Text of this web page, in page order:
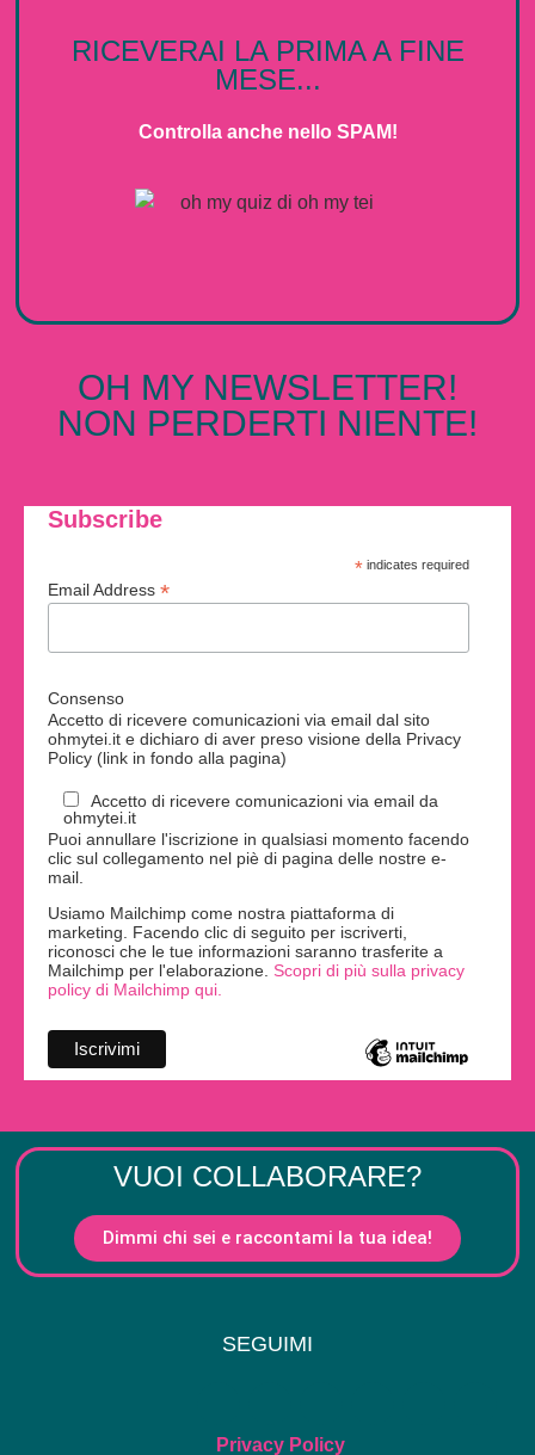
RICEVERAI LA PRIMA A FINE
MESE...
Controlla anche nello SPAM!
OH MY NEWSLETTER!
NON PERDERTI NIENTE!
Subscribe
* indicates required
Email Address *
Consenso
Accetto di ricevere comunicazioni via email dal sito
ohmytei.it e dichiaro di aver preso visione della Privacy
Policy (link in fondo alla pagina)
Accetto di ricevere comunicazioni via email da
ohmytei.it
Puoi annullare l'iscrizione in qualsiasi momento facendo
clic sul collegamento nel piè di pagina delle nostre e-
mail.
Usiamo Mailchimp come nostra piattaforma di
marketing. Facendo clic di seguito per iscriverti,
riconosci che le tue informazioni saranno trasferite a
Mailchimp per l'elaborazione. Scopri di più sulla privacy
policy di Mailchimp qui.
VUOI COLLABORARE?
Dimmi chi sei e raccontami la tua idea!
SEGUIMI
Privacy Policy